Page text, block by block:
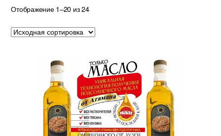
Отображение 1–20 из 24